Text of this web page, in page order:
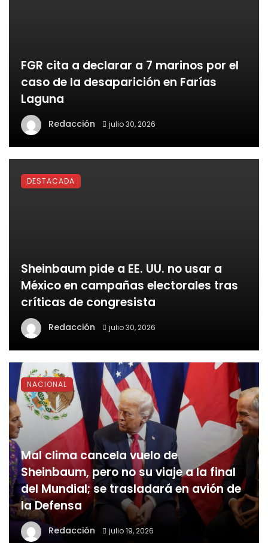
FGR cita a declarar a 7 marinos por el
caso de la desaparición en Farías
Laguna
Redacción julio 30, 2026
Sheinbaum pide a EE. UU. no usar a
México en campañas electorales tras
críticas de congresista
Redacción julio 30, 2026
DESTACADA
Mal clima cancela vuelo de
Sheinbaum, pero no su viaje a la final
del Mundial; se trasladará en avión de
la Defensa
Redacción julio 19, 2026
NACIONAL